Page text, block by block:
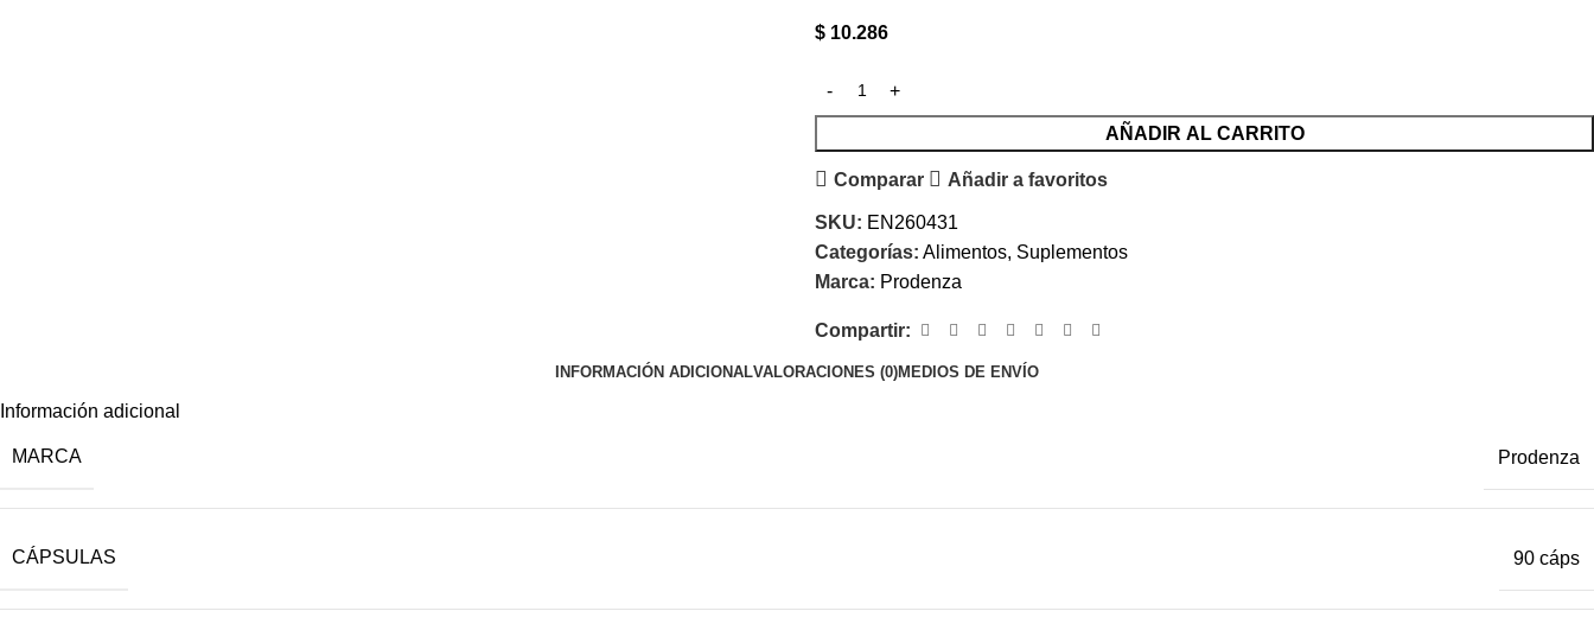
$ 10.286
AÑADIR AL CARRITO
Comparar Añadir a favoritos
SKU: EN260431
Categorías: Alimentos, Suplementos
Marca: Prodenza
Compartir:
INFORMACIÓN ADICIONALVALORACIONES (0)MEDIOS DE ENVÍO
Información adicional
MARCA Prodenza
CÁPSULAS 90 cáps